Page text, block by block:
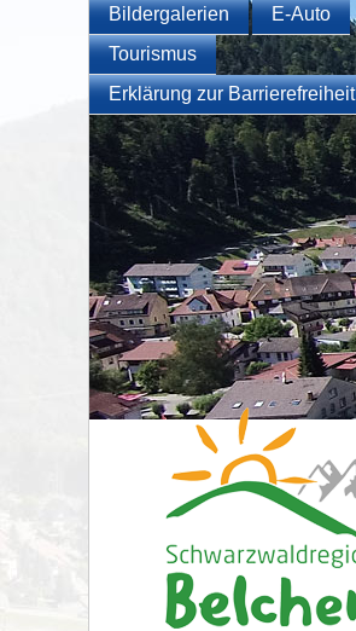
Bildergalerien
E-Auto
Tourismus
Erklärung zur Barrierefreiheit